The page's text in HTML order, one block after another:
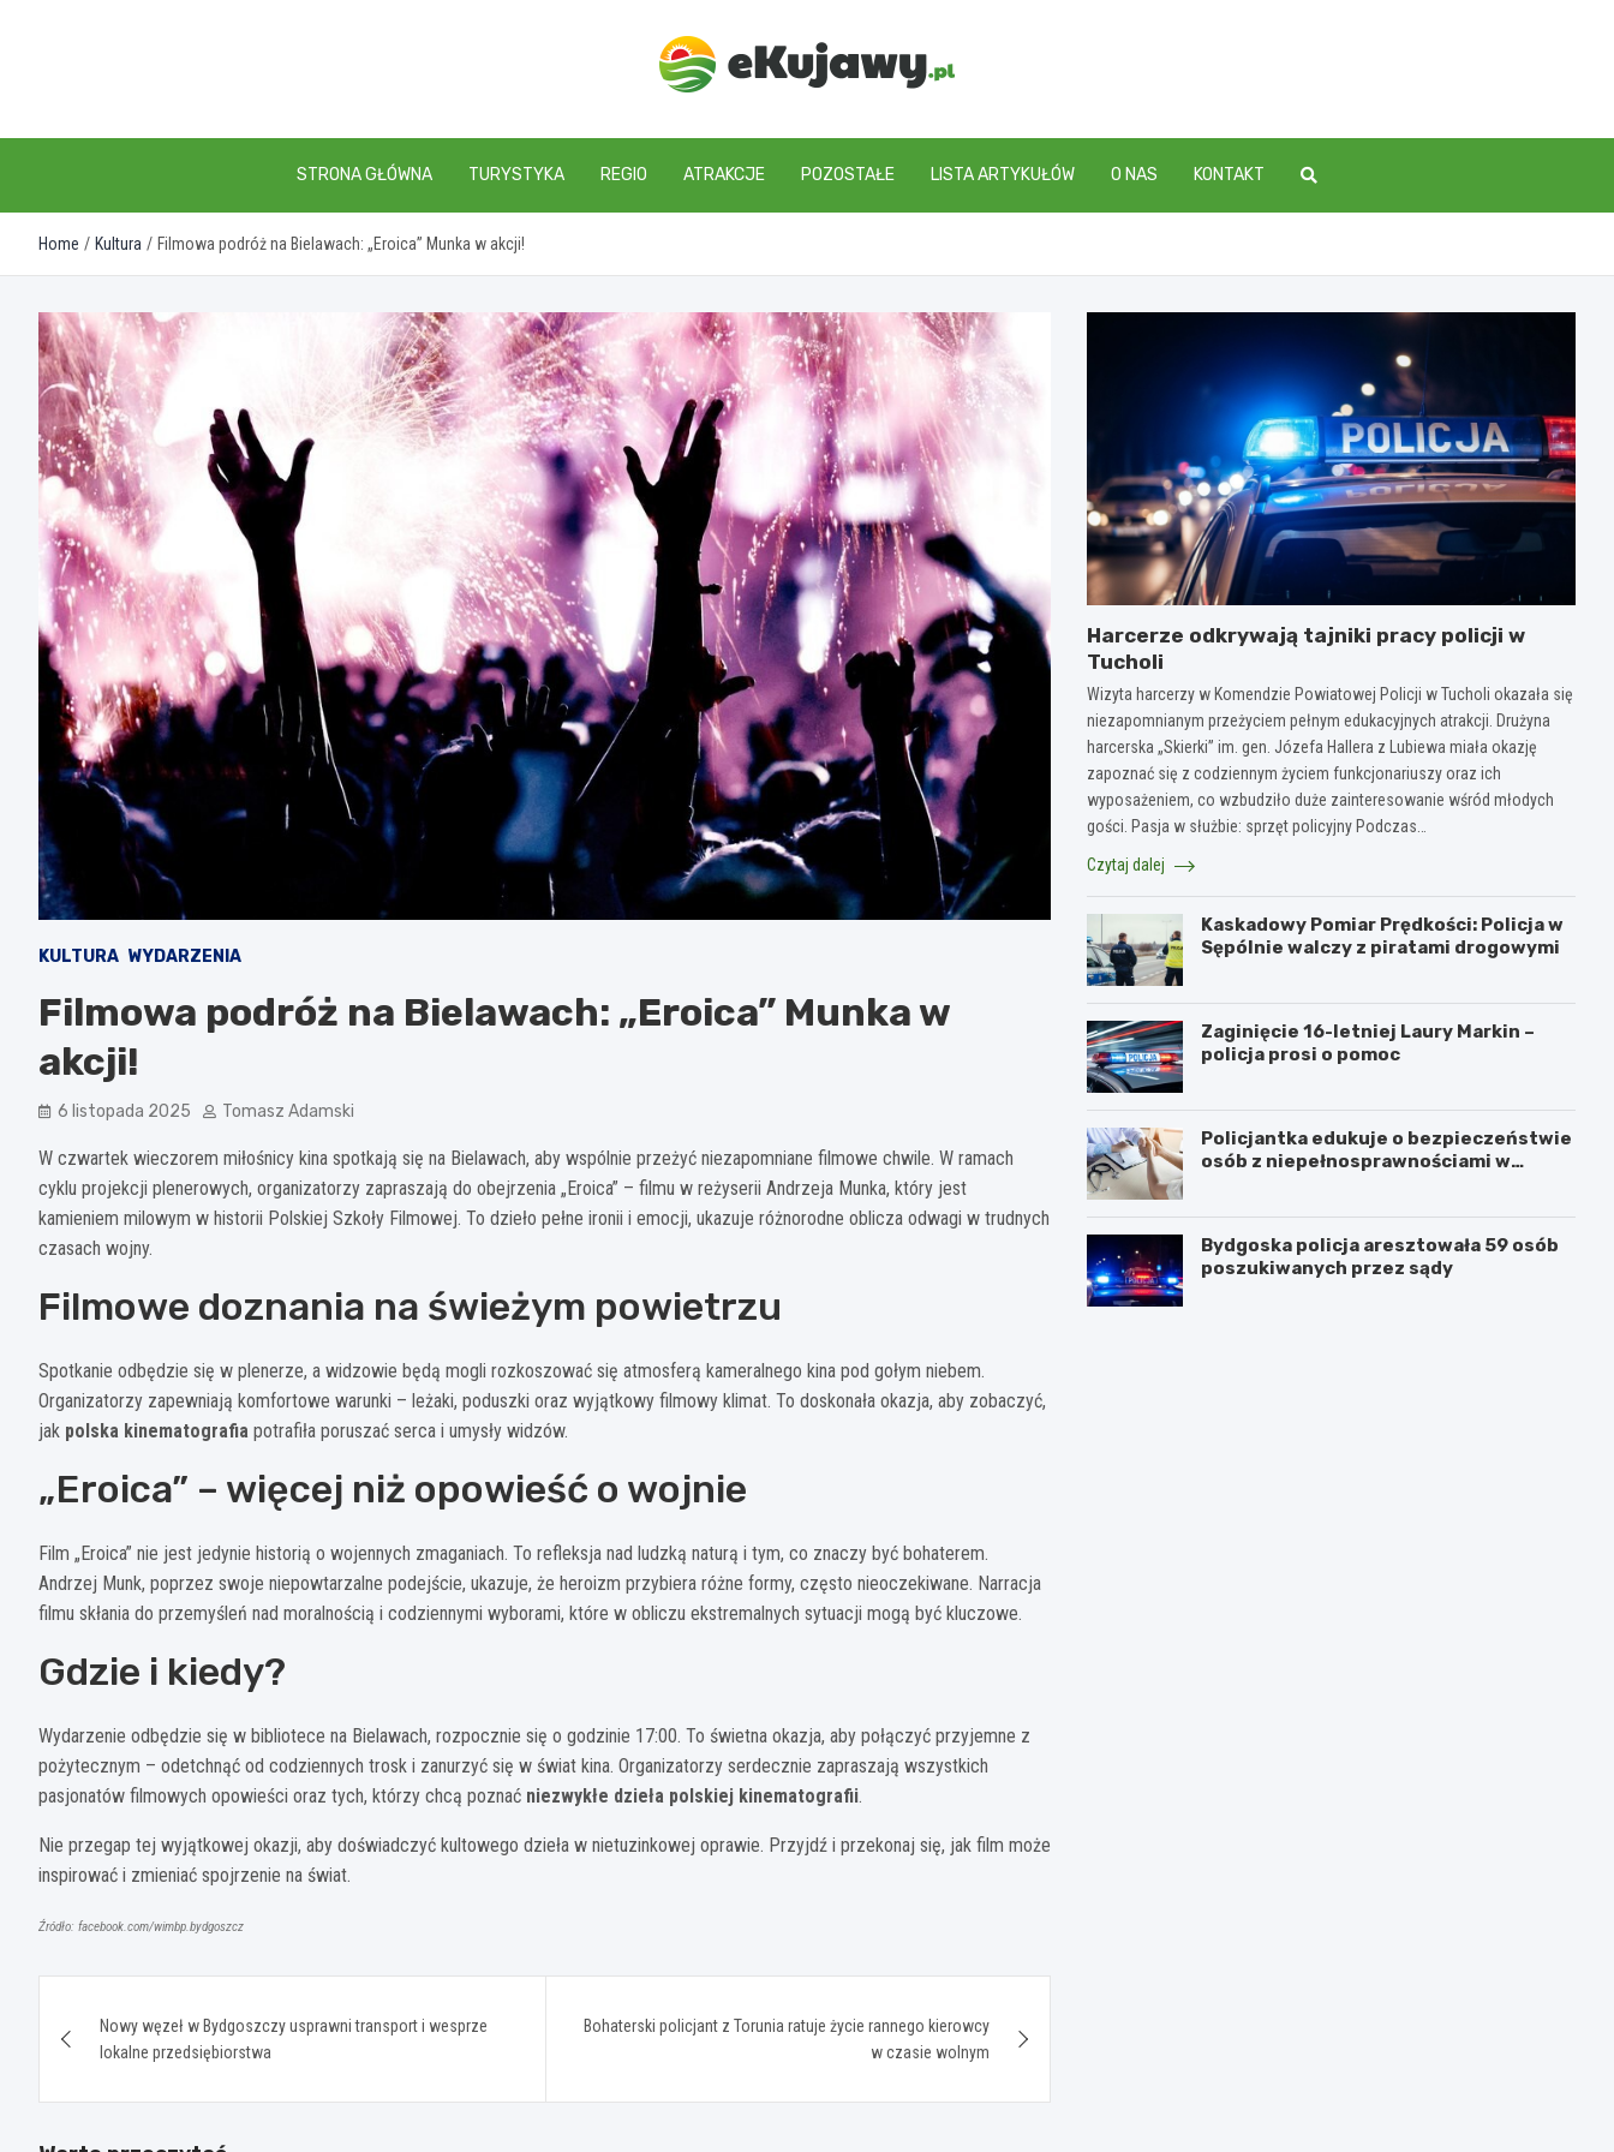
ekujawy.pl
STRONA GŁÓWNA TURYSTYKA REGIO ATRAKCJE POZOSTAŁE LISTA ARTYKUŁÓW O NAS KONTAKT
Home Kultura Filmowa podróż na Bielawach: „Eroica” Munka w akcji!
KULTURA WYDARZENIA
Filmowa podróż na Bielawach: „Eroica” Munka w
akcji!
6 listopada 2025 Tomasz Adamski
W czwartek wieczorem miłośnicy kina spotkają się na Bielawach, aby wspólnie przeżyć niezapomniane filmowe chwile. W ramach
cyklu projekcji plenerowych, organizatorzy zapraszają do obejrzenia „Eroica” – filmu w reżyserii Andrzeja Munka, który jest
kamieniem milowym w historii Polskiej Szkoły Filmowej. To dzieło pełne ironii i emocji, ukazuje różnorodne oblicza odwagi w trudnych
czasach wojny.
Filmowe doznania na świeżym powietrzu
Spotkanie odbędzie się w plenerze, a widzowie będą mogli rozkoszować się atmosferą kameralnego kina pod gołym niebem.
Organizatorzy zapewniają komfortowe warunki – leżaki, poduszki oraz wyjątkowy filmowy klimat. To doskonała okazja, aby zobaczyć,
jak polska kinematografia potrafiła poruszać serca i umysły widzów.
„Eroica” – więcej niż opowieść o wojnie
Film „Eroica” nie jest jedynie historią o wojennych zmaganiach. To refleksja nad ludzką naturą i tym, co znaczy być bohaterem.
Andrzej Munk, poprzez swoje niepowtarzalne podejście, ukazuje, że heroizm przybiera różne formy, często nieoczekiwane. Narracja
filmu skłania do przemyśleń nad moralnością i codziennymi wyborami, które w obliczu ekstremalnych sytuacji mogą być kluczowe.
Gdzie i kiedy?
Wydarzenie odbędzie się w bibliotece na Bielawach, rozpocznie się o godzinie 17:00. To świetna okazja, aby połączyć przyjemne z
pożytecznym – odetchnąć od codziennych trosk i zanurzyć się w świat kina. Organizatorzy serdecznie zapraszają wszystkich
pasjonatów filmowych opowieści oraz tych, którzy chcą poznać niezwykłe dzieła polskiej kinematografii.
Nie przegap tej wyjątkowej okazji, aby doświadczyć kultowego dzieła w nietuzinkowej oprawie. Przyjdź i przekonaj się, jak film może
inspirować i zmieniać spojrzenie na świat.
Źródło: facebook.com/wimbp.bydgoszcz
wpisuNowy węzeł w Bydgoszczy usprawni transport i wesprze
lokalne przedsiębiorstwa
Bohaterski policjant z Torunia ratuje życie rannego kierowcy
w czasie wolnym
Harcerze odkrywają tajniki pracy policji w
Tucholi
Wizyta harcerzy w Komendzie Powiatowej Policji w Tucholi okazała się
niezapomnianym przeżyciem pełnym edukacyjnych atrakcji. Drużyna
harcerska „Skierki” im. gen. Józefa Hallera z Lubiewa miała okazję
zapoznać się z codziennym życiem funkcjonariuszy oraz ich
wyposażeniem, co wzbudziło duże zainteresowanie wśród młodych
gości. Pasja w służbie: sprzęt policyjny Podczas…
Czytaj dalej
Kaskadowy Pomiar Prędkości: Policja w
Sępólnie walczy z piratami drogowymi
Zaginięcie 16-letniej Laury Markin –
policja prosi o pomoc
Policjantka edukuje o bezpieczeństwie
osób z niepełnosprawnościami w
Bydgoska policja aresztowała 59 osób
poszukiwanych przez sądy